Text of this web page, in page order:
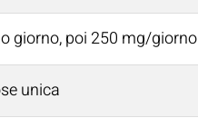
giorno, poi 250 mg/giorno
unica